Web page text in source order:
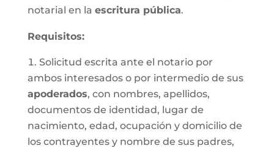
notarial en la escritura pública.
Requisitos:
Solicitud escrita ante el notario por
ambos interesados o por intermedio de sus
apoderados, con nombres, apellidos,
documentos de identidad, lugar de
nacimiento, edad, ocupación y domicilio de
los contrayentes y nombre de sus padres,